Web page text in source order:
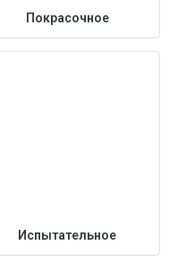
Покрасочное
Испытательное